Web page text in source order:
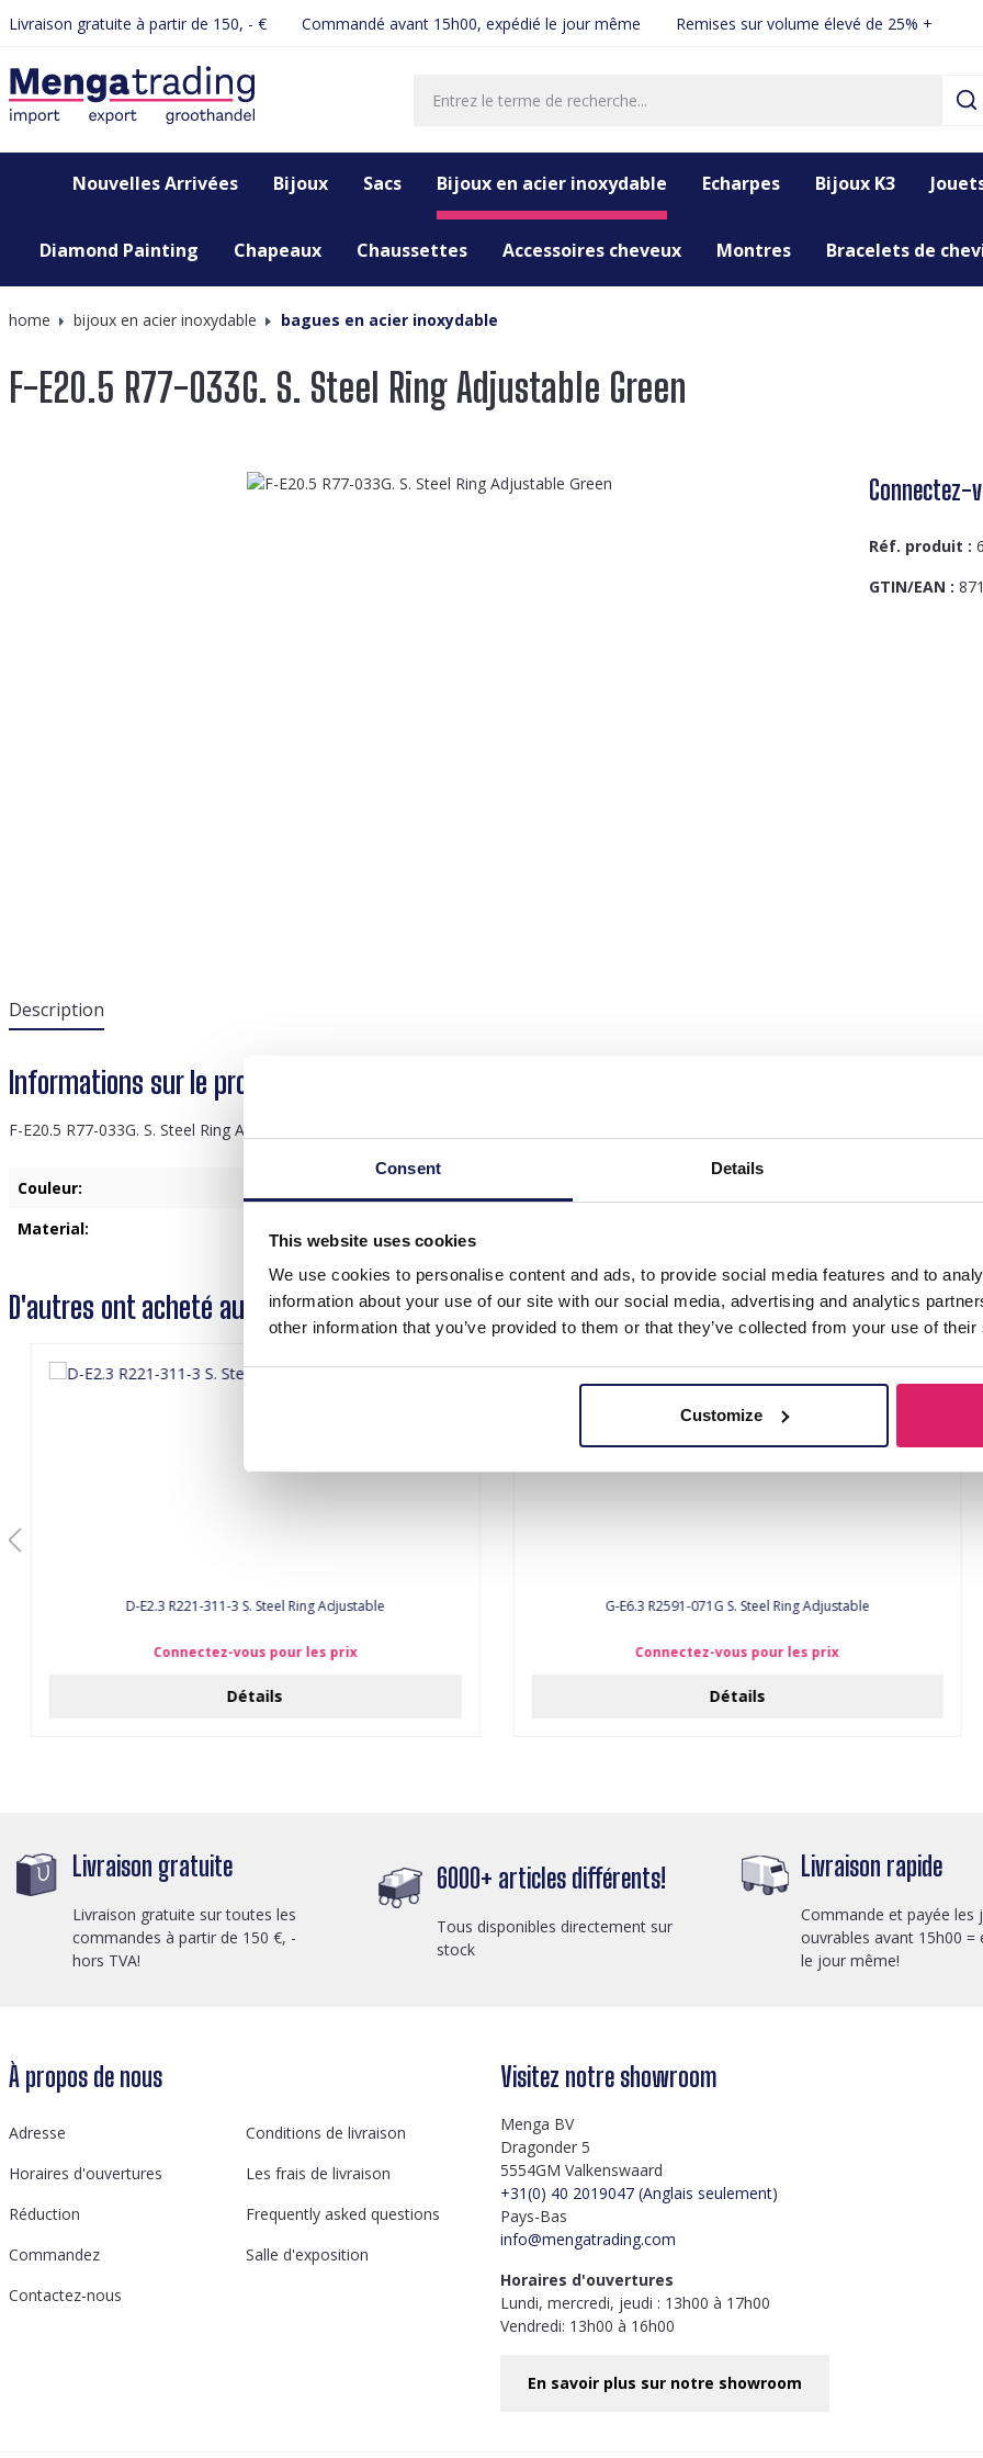
Consent Details
This website uses cookies
We use cookies to personalise content and ads, to provide social media features and to
information about your use of our site with our social media, advertising and analytics
other information that you’ve provided to them or that they’ve collected from your use of
Customize
Passer à la navigation principale
Livraison gratuite à partir de 150, - € Commandé avant 15h00, expédié le jour même Remises sur volume élevé de 25% +
Nouvelles Arrivées Bijoux Sacs Bijoux en acier inoxydable Echarpes Bijoux K3
Diamond Painting Chapeaux Chaussettes Accessoires cheveux Montres Bracelets de
home bijoux en acier inoxydable bagues en acier inoxydable
F-E20.5 R77-033G. S. Steel Ring Adjustable Green
Connectez-
Réf. produit :
GTIN/EAN :
Description
Informations sur le produit "F-E20.5 R77-033G. S. Steel Ring Adjustable Green"
F-E20.5 R77-033G. S. Steel Ring Adjustable Green
Couleur:
Material:
D'autres ont acheté aussi
D-E2.3 R221-311-3 S. Steel Ring Adjustable
Connectez-vous pour les prix
Détails
G-E6.3 R2591-071G S. Steel Ring Adjustable
Connectez-vous pour les prix
Détails
Livraison gratuite
Livraison gratuite sur toutes les
commandes à partir de 150 €, -
hors TVA!
6000+ articles différents!
Tous disponibles directement sur
stock
Livraison rapide
Commande et payée les
ouvrables avant 15h00 =
le jour même!
À propos de nous
Adresse
Conditions de livraison
Horaires d'ouvertures
Les frais de livraison
Réduction
Frequently asked questions
Commandez
Salle d'exposition
Contactez-nous
Visitez notre showroom
Menga BV
Dragonder 5
5554GM Valkenswaard
+31(0) 40 2019047 (Anglais seulement)
Pays-Bas
info@mengatrading.com
Horaires d'ouvertures
Lundi, mercredi, jeudi : 13h00 à 17h00
Vendredi: 13h00 à 16h00
En savoir plus sur notre showroom